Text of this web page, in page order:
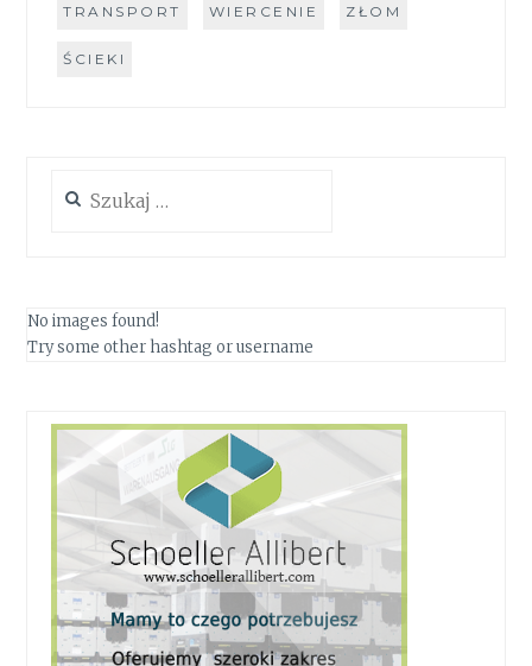
TRANSPORT WIERCENIE ZŁOM
ŚCIEKI
No images found!
Try some other hashtag or username